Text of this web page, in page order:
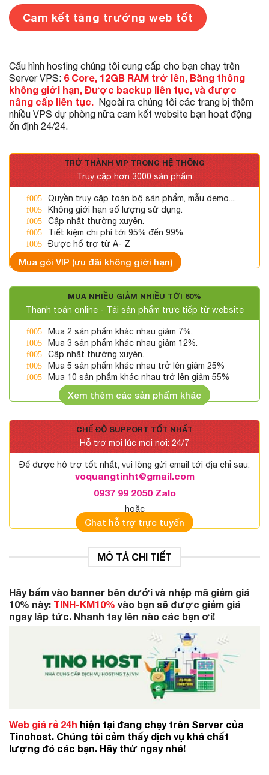
Cam kết tăng trưởng web tốt
Cấu hình hosting chúng tôi cung cấp cho bạn chạy trên
Server VPS: 6 Core, 12GB RAM trở lên, Băng thông
không giới hạn, Được backup liên tục, và được
nâng cấp liên tục. Ngoài ra chúng tôi các trang bị thêm
nhiều VPS dự phòng nữa cam kết website bạn hoạt động
ổn định 24/24.
TRỞ THÀNH VIP TRONG HỆ THỐNG
Truy cập hơn 3000 sản phẩm
Quyền truy cập toàn bộ sản phẩm, mẫu demo....
Không giới hạn số lượng sử dụng.
Cập nhật thường xuyên.
Tiết kiệm chi phí tới 95% đến 99%.
Được hổ trợ từ A- Z
Mua gói VIP (ưu đãi không giới hạn)
MUA NHIỀU GIẢM NHIỀU TỚI 60%
Thanh toán online - Tải sản phẩm trực tiếp từ website
Mua 2 sản phẩm khác nhau giảm 7%.
Mua 3 sản phẩm khác nhau giảm 12%.
Cập nhật thường xuyên.
Mua 5 sản phẩm khác nhau trở lên giảm 25%
Mua 10 sản phẩm khác nhau trở lên giảm 55%
Xem thêm các sản phẩm khác
CHẾ ĐỘ SUPPORT TỐT NHẤT
Hỗ trợ mọi lúc mọi nơi: 24/7
Để được hỗ trợ tốt nhất, vui lòng gửi email tới địa chỉ sau:
voquangtinht@gmail.com
0937 99 2050 Zalo
hoặc
Chat hỗ trợ trực tuyến
MÔ TẢ CHI TIẾT
Hãy bấm vào banner bên dưới và nhập mã giảm giá
10% này: TINH-KM10% vào bạn sẽ được giảm giá
ngay lâp tức. Nhanh tay lên nào các bạn ơi!
Web giá rẻ 24h hiện tại đang chạy trên Server của
Tinohost. Chúng tôi cảm thấy dịch vụ khá chất
lượng đó các bạn. Hãy thử ngay nhé!